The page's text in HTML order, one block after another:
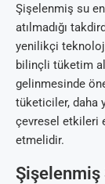
Şişelenmiş su
atılmadığı
yenilikçi
bilinçli tüketim
gelinmesinde
tüketiciler, daha
çevresel etkileri
etmelidir.
Şişelenmiş